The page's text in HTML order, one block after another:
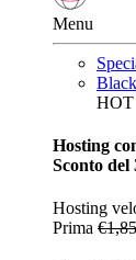
Menu
HOT
Hosting
Sconto del
Hosting
Prima